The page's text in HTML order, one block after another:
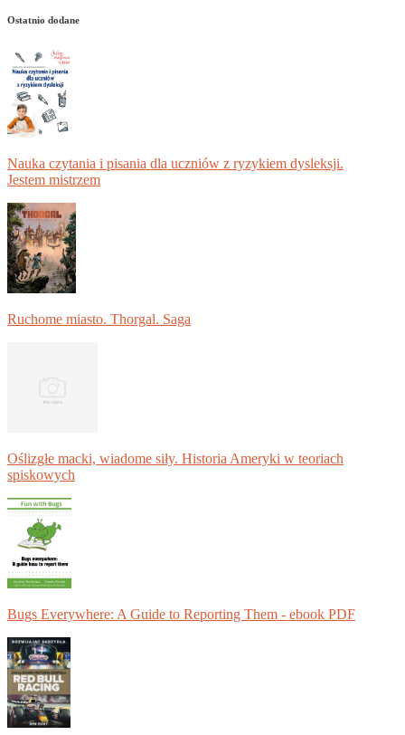
Ostatnio dodane
Nauka czytania i pisania dla uczniów z ryzykiem dysleksji.
Jestem mistrzem
Ruchome miasto. Thorgal. Saga
Oślizgłe macki, wiadome siły. Historia Ameryki w teoriach
spiskowych
Bugs Everywhere: A Guide to Reporting Them - ebook PDF